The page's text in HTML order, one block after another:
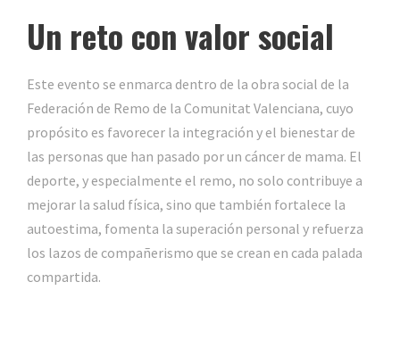
Un reto con valor social
Este evento se enmarca dentro de la obra social de la
Federación de Remo de la Comunitat Valenciana, cuyo
propósito es favorecer la integración y el bienestar de
las personas que han pasado por un cáncer de mama. El
deporte, y especialmente el remo, no solo contribuye a
mejorar la salud física, sino que también fortalece la
autoestima, fomenta la superación personal y refuerza
los lazos de compañerismo que se crean en cada palada
compartida.